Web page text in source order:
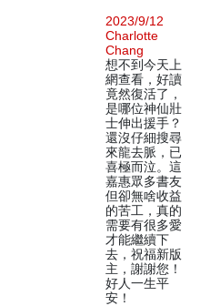
2023/9/12
Charlotte
Chang
想不到今天上
網查看，好讀
竟然復活了，
是哪位神仙壯
士伸出援手？
還沒仔細搜尋
來龍去脈，已
喜極而泣。這
嘉惠眾多書友
但卻無啥收益
的苦工，真的
需要有很多愛
才能繼續下
去，祝福新版
主，謝謝您！
好人一生平
安！